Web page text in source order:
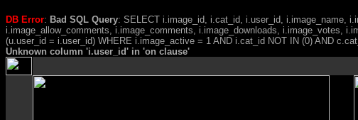
DB Error: Bad SQL Query: SELECT i.image_id, i.cat_id, i.user_id, i.image_name,
i.image_allow_comments, i.image_comments, i.image_downloads, i.image_votes,
(u.user_id = i.user_id) WHERE i.image_active = 1 AND i.cat_id NOT IN (0) AND
Unknown column 'i.user_id' in 'on clause'